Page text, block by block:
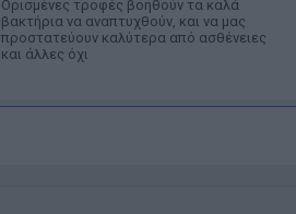
Ορισμένες τροφές βοηθούν τα καλά
βακτήρια να αναπτυχθούν, και να μας
προστατεύουν καλύτερα από ασθένειες
και άλλες όχι